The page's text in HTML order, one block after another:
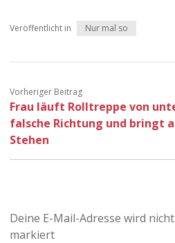
Veröffentlicht in Nur mal so
Vorheriger Beitrag
Frau läuft Rolltreppe von
falsche Richtung und bringt
Stehen
Deine E-Mail-Adresse wird
markiert